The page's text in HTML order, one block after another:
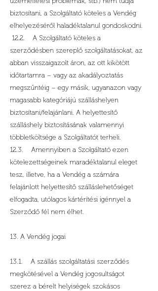
biztosítani, a Szolgáltató köteles a Vendég
elhelyezéséről haladéktalanul gondoskodni.
12.2. A Szolgáltató köteles a
szerződésben szereplő szolgáltatásokat, az
abban visszaigazolt áron, az ott kikötött
időtartamra – vagy az akadályoztatás
megszűntéig – egy másik, ugyanazon vagy
magasabb kategóriájú szálláshelyen
biztosítani/felajánlani. A helyettesítő
szálláshely biztosításának valamennyi
többletköltsége a Szolgáltatót terheli.
12.3. Amennyiben a Szolgáltató ezen
kötelezettségeinek maradéktalanul eleget
tesz, illetve, ha a Vendég a számára
felajánlott helyettesítő szálláslehetőséget
elfogadta, utólagos kártérítési igénnyel a
Szerződő fél nem élhet.
13. A Vendég jogai
13.1. A szállás szolgáltatási szerződés
megkötésével a Vendég jogosultságot
szerez a bérelt helyiségek szokásos